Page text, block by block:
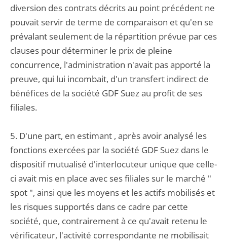
diversion des contrats décrits au point précédent ne
pouvait servir de terme de comparaison et qu'en se
prévalant seulement de la répartition prévue par ces
clauses pour déterminer le prix de pleine
concurrence, l'administration n'avait pas apporté la
preuve, qui lui incombait, d'un transfert indirect de
bénéfices de la société GDF Suez au profit de ses
filiales.
5. D'une part, en estimant , après avoir analysé les
fonctions exercées par la société GDF Suez dans le
dispositif mutualisé d'interlocuteur unique que celle-
ci avait mis en place avec ses filiales sur le marché "
spot ", ainsi que les moyens et les actifs mobilisés et
les risques supportés dans ce cadre par cette
société, que, contrairement à ce qu'avait retenu le
vérificateur, l'activité correspondante ne mobilisait